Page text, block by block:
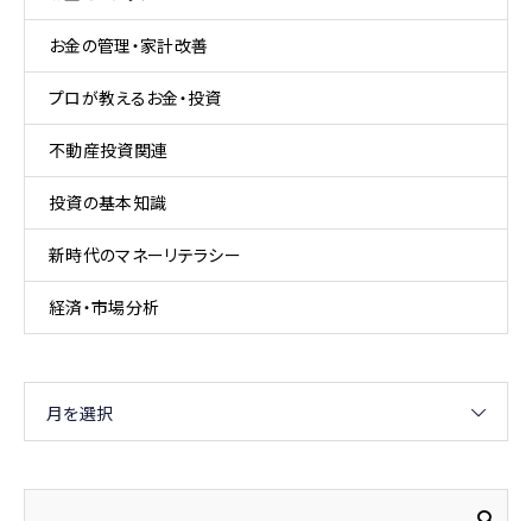
お金の管理・家計改善
プロが教えるお金・投資
不動産投資関連
投資の基本知識
新時代のマネーリテラシー
経済・市場分析
月を選択